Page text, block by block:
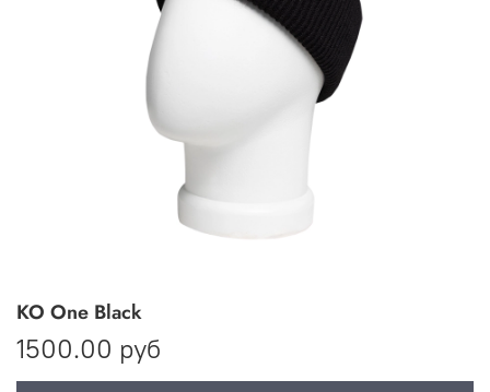
KO One Black
1500.00 руб